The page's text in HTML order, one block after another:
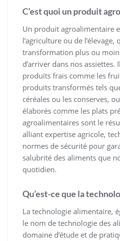
C’est quoi un produit
Un produit agroalimentaire
l’agriculture ou de l’élevage,
transformation plus ou
d’arriver dans nos assiettes.
produits frais comme les
produits transformés tels
céréales ou les conserves,
élaborés comme les plats
agroalimentaires sont le
alliant expertise agricole,
normes de sécurité pour
salubrité des aliments que
quotidien.
Qu’est-ce que la
La technologie alimentaire,
le nom de technologie des
domaine d’étude et de